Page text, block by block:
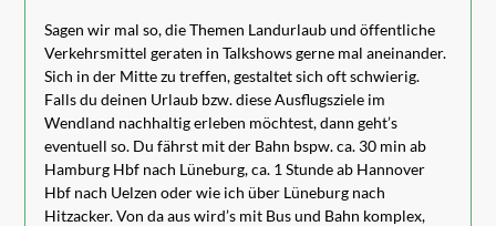
Sagen wir mal so, die Themen Landurlaub und öffentliche
Verkehrsmittel geraten in Talkshows gerne mal aneinander.
Sich in der Mitte zu treffen, gestaltet sich oft schwierig.
Falls du deinen Urlaub bzw. diese Ausflugsziele im
Wendland nachhaltig erleben möchtest, dann geht’s
eventuell so. Du fährst mit der Bahn bspw. ca. 30 min ab
Hamburg Hbf nach Lüneburg, ca. 1 Stunde ab Hannover
Hbf nach Uelzen oder wie ich über Lüneburg nach
Hitzacker. Von da aus wird’s mit Bus und Bahn komplex,